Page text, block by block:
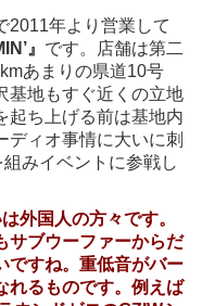
2011年より営業して
』 です。店舗は第二
あまりの県道10号
基地もすぐ近くの立地
起ち上げる前は基地内
ディオ事情に大いに刺
みイベントに参戦し
外国人の方々です。
サブウーファーからだ
ですね。重低音がバー
れるものです。例えば